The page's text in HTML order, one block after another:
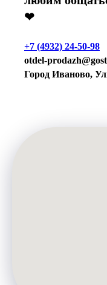
❤
+7 (4932) 24-50-98
otdel-
Город Иваново,